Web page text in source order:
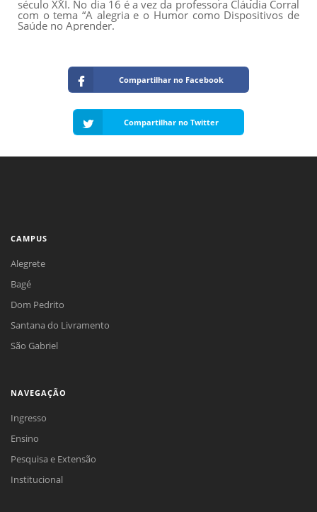
século XXI. No dia 16 é a vez da professora Cláudia Corral
com o tema “A alegria e o Humor como Dispositivos de
Saúde no Aprender.
Compartilhar no Facebook
Compartilhar no Twitter
CAMPUS
Alegrete
Bagé
Dom Pedrito
Santana do Livramento
São Gabriel
NAVEGAÇÃO
Ingresso
Ensino
Pesquisa e Extensão
Institucional